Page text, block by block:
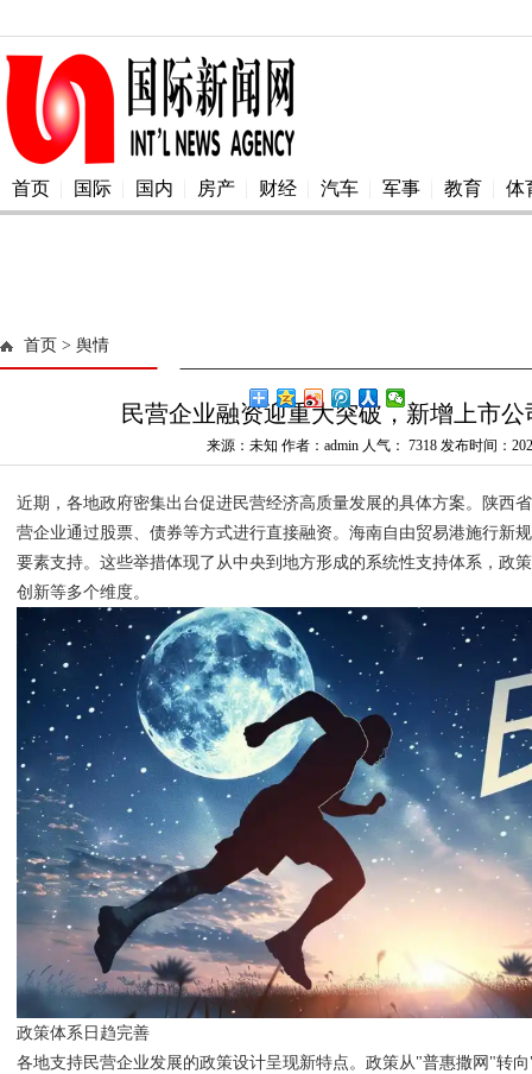
首页 国际 国内 房产 财经 汽车 军事 教育 体
首页 > 舆情
民营企业融资迎重大突破，新增上市公
来源：未知 作者：admin 人气： 7318 发布时间：
近期，各地政府密集出台促进民营经济高质量发展的具体方案。陕西
营企业通过股票、债券等方式进行直接融资。海南自由贸易港施行新
要素支持。这些举措体现了从中央到地方形成的系统性支持体系，政
创新等多个维度。
政策体系日趋完善
各地支持民营企业发展的政策设计呈现新特点。政策从"普惠撒网"转